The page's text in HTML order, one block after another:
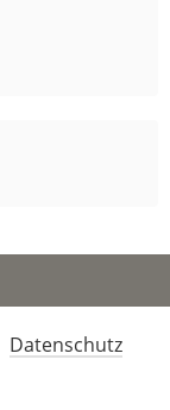
Datenschutz